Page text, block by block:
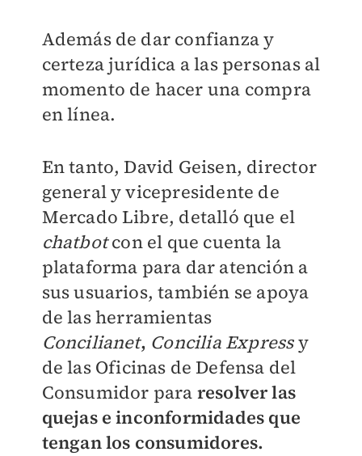
Además de dar confianza y
certeza jurídica a las personas al
momento de hacer una compra
en línea.
En tanto, David Geisen, director
general y vicepresidente de
Mercado Libre, detalló que el
chatbotcon el que cuenta la
plataforma para dar atención a
sus usuarios, también se apoya
de las herramientas
Concilianet, Concilia Expressy
de las Oficinas de Defensa del
Consumidor para resolver las
quejas e inconformidades que
tengan los consumidores.